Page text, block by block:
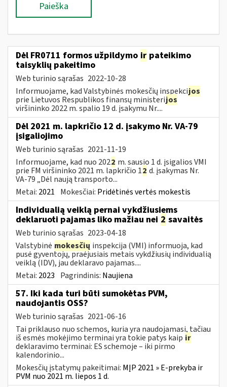
Paieška
Dėl FR0711 formos užpildymo ir pateikimo
taisyklių pakeitimo
Web turinio sąrašas 2022-10-28
Informuojame, kad Valstybinės mokesčių inspekcijos
prie Lietuvos Respublikos finansų ministerijos
viršininko 2022 m. spalio 19 d. įsakymu Nr....
Dėl 2021 m. lapkričio 12 d. įsakymo Nr. VA-79
įsigaliojimo
Web turinio sąrašas 2021-11-19
Informuojame, kad nuo 2022 m. sausio 1 d. įsigalios VMI
prie FM viršininko 2021 m. lapkričio 12 d. įsakymas Nr.
VA-79 „Dėl naują transporto...
Metai: 2021 Mokesčiai: Pridėtinės vertės mokestis
Individualią veiklą pernai vykdžiusiems
deklaruoti pajamas liko mažiau nei 2 savaitės
Web turinio sąrašas 2023-04-18
Valstybinė mokesčių inspekcija (VMI) informuoja, kad
pusė gyventojų, praėjusiais metais vykdžiusių individualią
veiklą (IDV), jau deklaravo pajamas....
Metai: 2023 Pagrindinis: Naujiena
57. Iki kada turi būti sumokėtas PVM,
naudojantis OSS?
Web turinio sąrašas 2021-06-16
Tai priklauso nuo schemos, kuria yra naudojamasi, tačiau
iš esmės mokėjimo terminai yra tokie patys kaip ir
deklaravimo terminai: ES schemoje – iki pirmo
kalendorinio...
Mokesčių įstatymų pakeitimai: MĮP 2021 » E-prekyba ir
PVM nuo 2021 m. liepos 1 d.